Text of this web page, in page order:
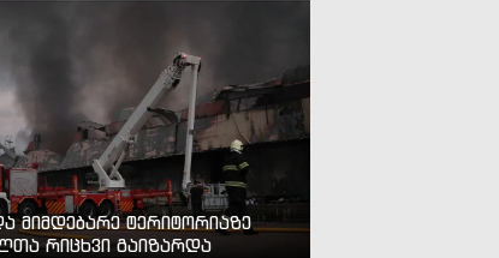
მიმდებარე ტერიტორიაზე
რიცხვი გაიზარდა